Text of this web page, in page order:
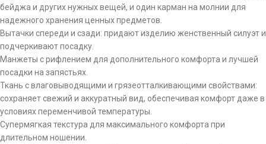
бейджа и других нужных вещей, и один карман на молнии для
надежного хранения ценных предметов.
Вытачки спереди и сзади: придают изделию женственный силуэт и
подчеркивают посадку.
Манжеты с рифлением для дополнительного комфорта и лучшей
посадки на запястьях.
Ткань с влаговыводящими и грязеотталкивающими свойствами:
сохраняет свежий и аккуратный вид, обеспечивая комфорт даже в
условиях переменчивой температуры.
Супермягкая текстура для максимального комфорта при
длительном ношении.